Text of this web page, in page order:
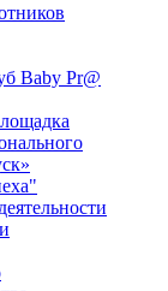
Baby Pr@